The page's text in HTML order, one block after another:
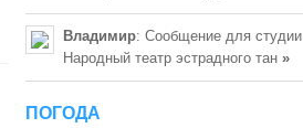
Владимир: Сообщение для студии
Народный театр эстрадного тан »
ПОГОДА